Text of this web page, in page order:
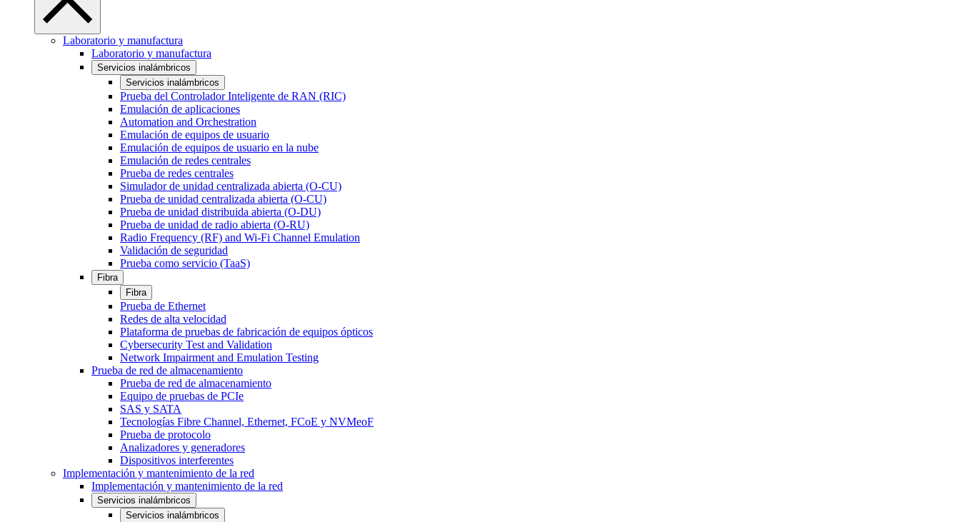
Laboratorio y manufactura
Laboratorio y manufactura
Servicios inalámbricos
Servicios inalámbricos
Prueba del Controlador Inteligente de RAN (RIC)
Emulación de aplicaciones
Automation and Orchestration
Emulación de equipos de usuario
Emulación de equipos de usuario en la nube
Emulación de redes centrales
Prueba de redes centrales
Simulador de unidad centralizada abierta (O-CU)
Prueba de unidad centralizada abierta (O-CU)
Prueba de unidad distribuida abierta (O-DU)
Prueba de unidad de radio abierta (O-RU)
Radio Frequency (RF) and Wi-Fi Channel Emulation
Validación de seguridad
Prueba como servicio (TaaS)
Fibra
Fibra
Prueba de Ethernet
Redes de alta velocidad
Plataforma de pruebas de fabricación de equipos ópticos
Cybersecurity Test and Validation
Network Impairment and Emulation Testing
Prueba de red de almacenamiento
Prueba de red de almacenamiento
Equipo de pruebas de PCIe
SAS y SATA
Tecnologías Fibre Channel, Ethernet, FCoE y NVMeoF
Prueba de protocolo
Analizadores y generadores
Dispositivos interferentes
Implementación y mantenimiento de la red
Implementación y mantenimiento de la red
Servicios inalámbricos
Servicios inalámbricos